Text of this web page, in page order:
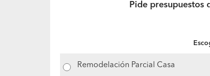
Pide presupuestos
Remodelación Parcial Casa